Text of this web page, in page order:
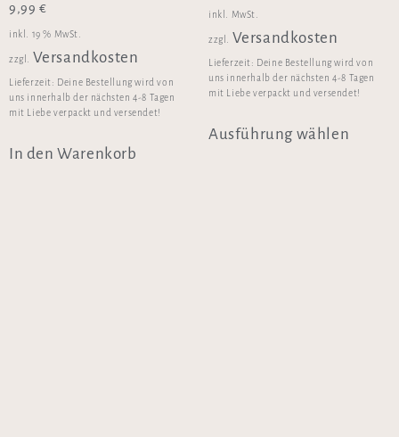
9,99 €
inkl. 19 % MwSt.
zzgl. Versandkosten
Lieferzeit: Deine Bestellung wird von
uns innerhalb der nächsten 4-8 Tagen
mit Liebe verpackt und versendet!
In den Warenkorb
inkl. MwSt.
zzgl. Versandkosten
Lieferzeit: Deine Bestellung wird von
uns innerhalb der nächsten 4-8 Tagen
mit Liebe verpackt und versendet!
Ausführung wählen